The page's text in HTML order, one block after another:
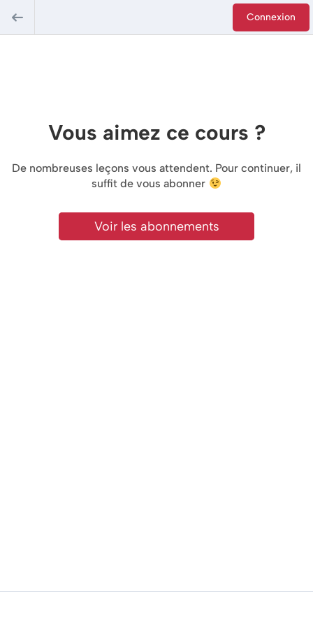
Connexion
Vous aimez ce cours ?
De nombreuses leçons vous attendent. Pour continuer, il
suffit de vous abonner
Voir les abonnements